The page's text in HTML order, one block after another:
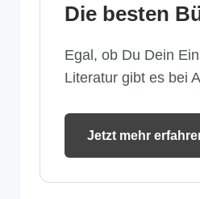
Die besten
Egal, ob Du Dein
Literatur gibt es bei
Jetzt mehr